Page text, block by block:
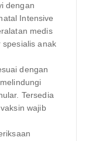
dengan
Intensive
medis
spesialis anak
dengan
Tersedia
wajib